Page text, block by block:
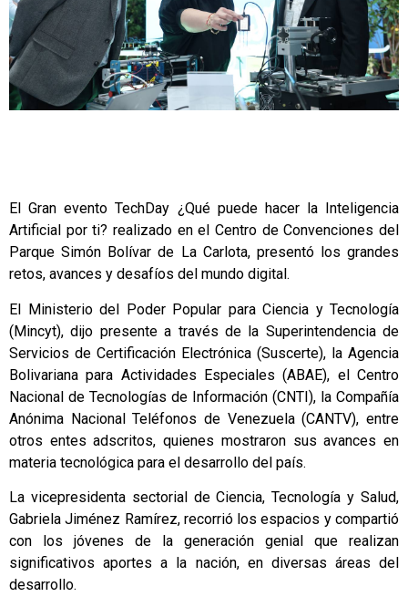
El Gran evento TechDay ¿Qué puede hacer la Inteligencia
Artificial por ti? realizado en el Centro de Convenciones del
Parque Simón Bolívar de La Carlota, presentó los grandes
retos, avances y desafíos del mundo digital.
El Ministerio del Poder Popular para Ciencia y Tecnología
(Mincyt), dijo presente a través de la Superintendencia de
Servicios de Certificación Electrónica (Suscerte), la Agencia
Bolivariana para Actividades Especiales (ABAE), el Centro
Nacional de Tecnologías de Información (CNTI), la Compañía
Anónima Nacional Teléfonos de Venezuela (CANTV), entre
otros entes adscritos, quienes mostraron sus avances en
materia tecnológica para el desarrollo del país.
La vicepresidenta sectorial de Ciencia, Tecnología y Salud,
Gabriela Jiménez Ramírez, recorrió los espacios y compartió
con los jóvenes de la generación genial que realizan
significativos aportes a la nación, en diversas áreas del
desarrollo.